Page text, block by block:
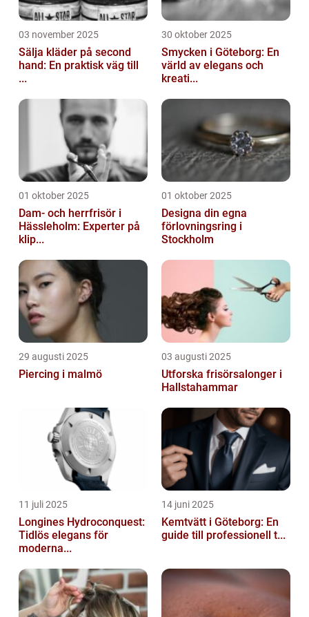
03 november 2025
Sälja kläder på second
hand: En praktisk väg till
...
30 oktober 2025
Smycken i Göteborg: En
värld av elegans och
kreati...
01 oktober 2025
Dam- och herrfrisör i
Hässleholm: Experter på
klip...
01 oktober 2025
Designa din egna
förlovningsring i
Stockholm
29 augusti 2025
Piercing i malmö
03 augusti 2025
Utforska frisörsalonger i
Hallstahammar
11 juli 2025
Longines Hydroconquest:
Tidlös elegans för
moderna...
14 juni 2025
Kemtvätt i Göteborg: En
guide till professionell t...